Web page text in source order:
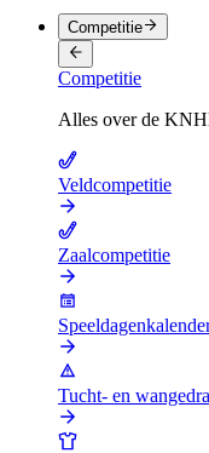
Competitie
Competitie
Alles over de
Veldcompetitie
Zaalcompetitie
Tucht- en